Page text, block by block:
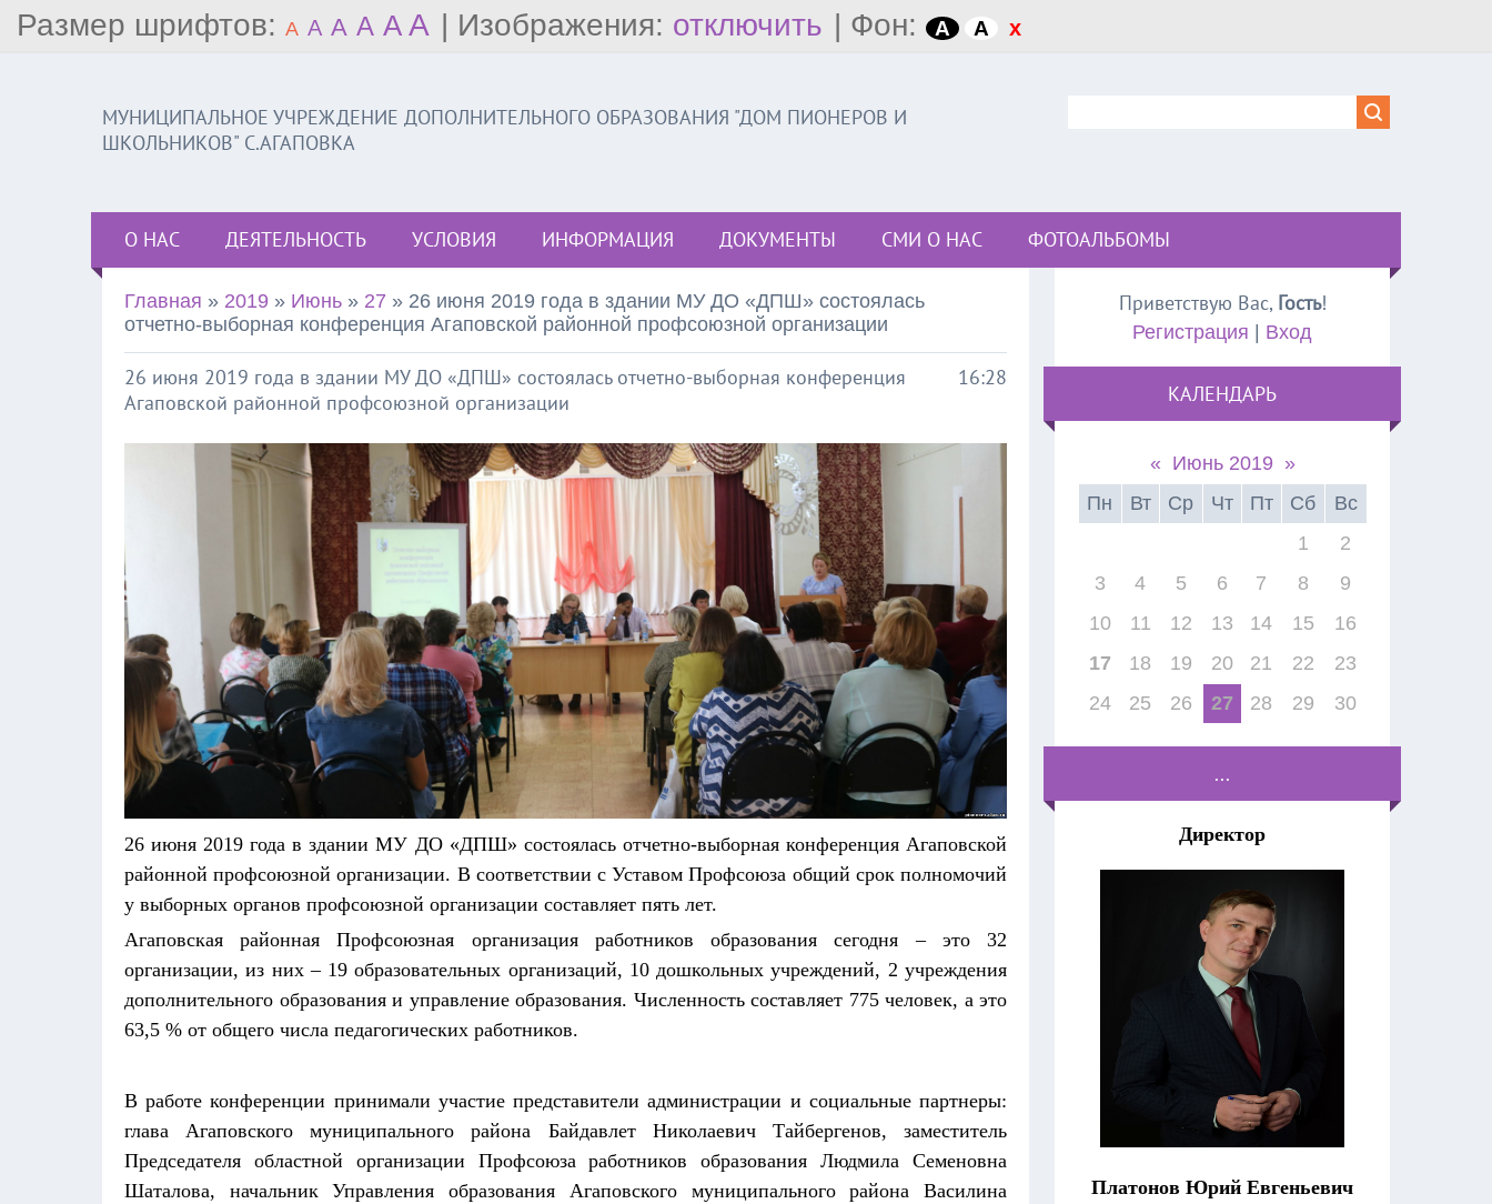
Размер шрифтов: A A A A A A | Изображения: отключить | Фон: A A x
МУНИЦИПАЛЬНОЕ УЧРЕЖДЕНИЕ ДОПОЛНИТЕЛЬНОГО ОБРАЗОВАНИЯ "ДОМ ПИОНЕРОВ И
ШКОЛЬНИКОВ" С.АГАПОВКА
О НАС ДЕЯТЕЛЬНОСТЬ УСЛОВИЯ ИНФОРМАЦИЯ ДОКУМЕНТЫ СМИ О НАС ФОТОАЛЬБОМЫ
Главная » 2019 » Июнь » 27 » 26 июня 2019 года в здании МУ ДО «ДПШ» состоялась
отчетно-выборная конференция Агаповской районной профсоюзной организации
16:28
26 июня 2019 года в здании МУ ДО «ДПШ» состоялась отчетно-выборная конференция
Агаповской районной профсоюзной организации
26 июня 2019 года в здании МУ ДО «ДПШ» состоялась отчетно-выборная конференция Агаповской
районной профсоюзной организации. В соответствии с Уставом Профсоюза общий срок полномочий
у вы­борных органов профсоюзной организации составляет пять лет.
Агаповская районная Профсоюзная организация работников образования сегодня – это 32
организации, из них – 19 образовательных организаций, 10 дошкольных учреждений, 2 учреждения
дополнительного образования и управление образования. Численность составляет 775 человек, а это
63,5 % от общего числа педагогических работников.
В работе конференции принимали участие представители администрации и социальные партнеры:
глава Агаповского муниципального района Байдавлет Николаевич Тайбергенов, заместитель
Председателя областной организации Профсоюза работников образования Людмила Семеновна
Шаталова, начальник Управления образования Агаповского муниципального района Василина
Приветствую Вас, Гость!
Регистрация Вход
КАЛЕНДАРЬ
« Июнь 2019 »
Пн
Вт Ср Чт Пт Сб
Вс
1
2
3
4 5 6 7 8
9
10
11 12 13 14 15
16
17
18 19 20 21 22
23
24
25 26 27 28 29 30
...
Директор
Платонов Юрий Евгеньевич